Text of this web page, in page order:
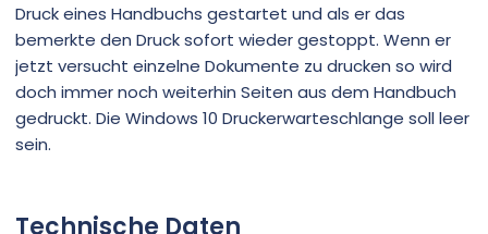
Druck eines Handbuchs gestartet und als er das
bemerkte den Druck sofort wieder gestoppt. Wenn er
jetzt versucht einzelne Dokumente zu drucken so wird
doch immer noch weiterhin Seiten aus dem Handbuch
gedruckt. Die Windows 10 Druckerwarteschlange soll leer
sein.
Technische Daten